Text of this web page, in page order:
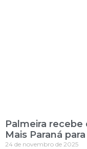
Palmeira recebe
Mais Paraná
24 de novembro de 2025